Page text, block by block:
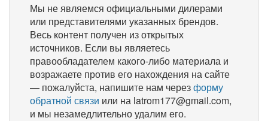
Мы не являемся официальными дилерами
или представителями указанных брендов.
Весь контент получен из открытых
источников. Если вы являетесь
правообладателем какого-либо материала и
возражаете против его нахождения на сайте
— пожалуйста, напишите нам черезформу
обратной связи или на latrom177@gmail.com,
и мы незамедлительно удалим его.